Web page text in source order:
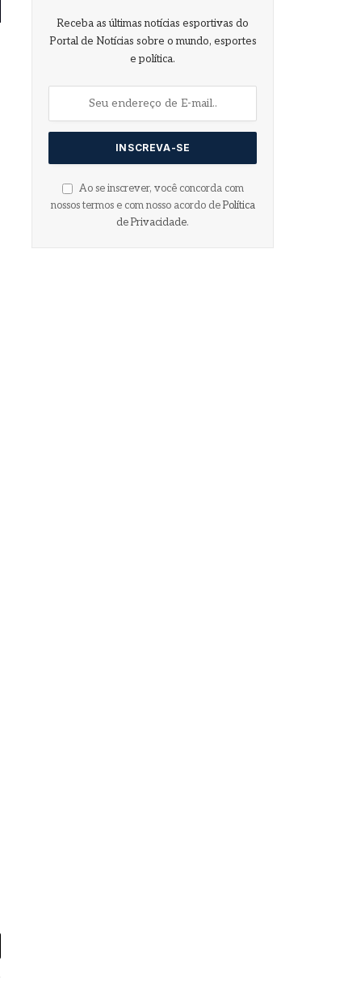
Receba as últimas notícias esportivas do
Portal de Notícias sobre o mundo, esportes
e política.
Ao se inscrever, você concorda com
nossos termos e com nosso acordo de Política
de Privacidade.